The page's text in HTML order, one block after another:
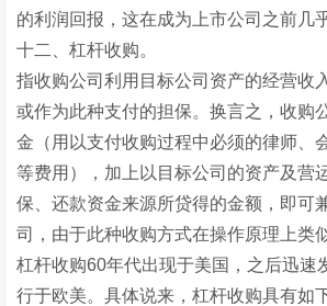
的利润回报，这在成为上市公司之前几
十二、杠杆收购。
指收购公司利用目标公司资产的经营收
或作为此种支付的担保。换言之，收购
金（用以支付收购过程中必须的律师、
等费用），加上以目标公司的资产及营
保、还款资金来源所贷得的金额，即可
司，由于此种收购方式在操作原理上类
杠杆收购60年代出现于美国，之后迅速
行于欧美。具体说来，杠杆收购具有如